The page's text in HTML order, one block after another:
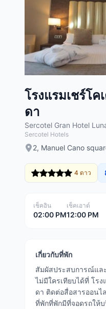
โรงแรมเชร์โค
ดา
Sercotel Gran Hotel
Sercotel Hotels
2, Manuel Cano
4 ดาว
เช็คอิน
02:00 PM
เช็คเอาต์
12:00 PM
เกี่ยวกับที่พัก
สัมผัสประสบการณ์แล
ไม่มีใครเทียบได้ที่ โร
ดา ติดต่อสื่อสารออนไ
ที่พักที่พักมีที่จอดรถให้